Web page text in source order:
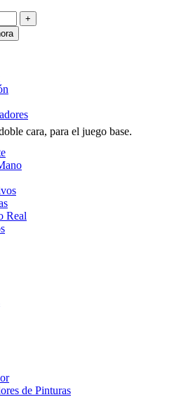
Real
de Pinturas
cara, para el juego base.